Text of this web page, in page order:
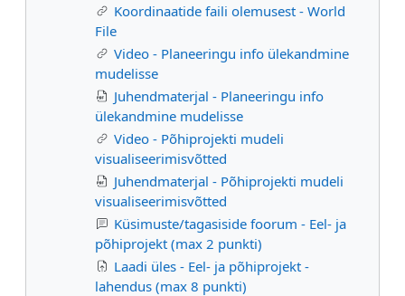
Koordinaatide faili olemusest - World
File
Video - Planeeringu info ülekandmine
mudelisse
Juhendmaterjal - Planeeringu info
ülekandmine mudelisse
Video - Põhiprojekti mudeli
visualiseerimisvõtted
Juhendmaterjal - Põhiprojekti mudeli
visualiseerimisvõtted
Küsimuste/tagasiside foorum - Eel- ja
põhiprojekt (max 2 punkti)
Laadi üles - Eel- ja põhiprojekt -
lahendus (max 8 punkti)